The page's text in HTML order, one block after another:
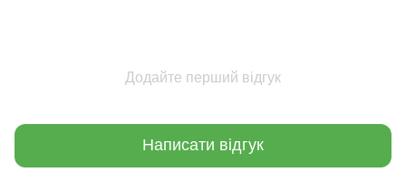
Додайте перший відгук
Написати відгук